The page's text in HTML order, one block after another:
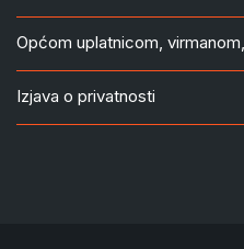
Općom uplatnicom,
Izjava o privatnosti